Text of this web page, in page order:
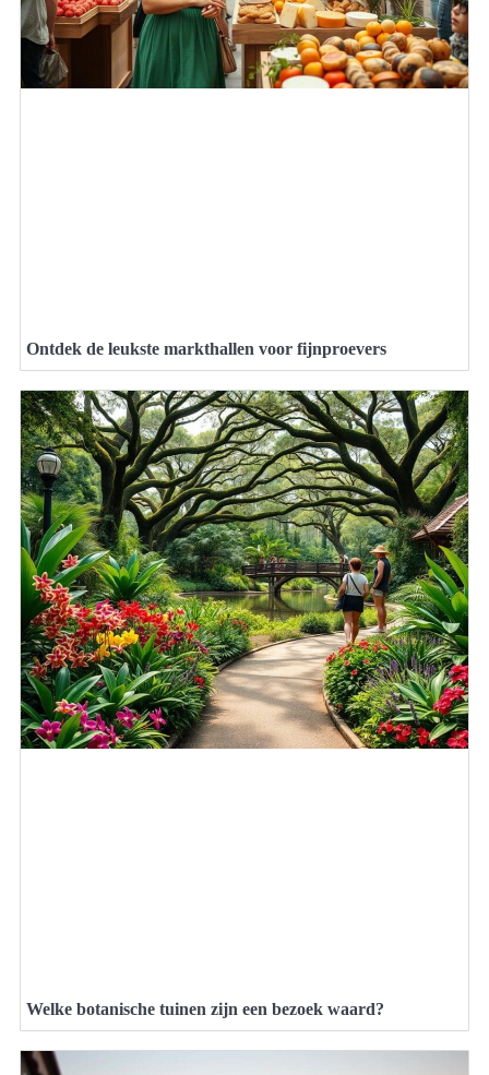
Ontdek de leukste markthallen voor fijnproevers
Welke botanische tuinen zijn een bezoek waard?